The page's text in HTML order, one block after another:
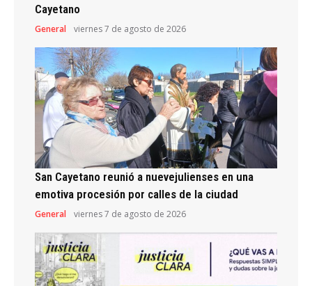
Cayetano
General viernes 7 de agosto de 2026
San Cayetano reunió a nuevejulienses en una
emotiva procesión por calles de la ciudad
General viernes 7 de agosto de 2026